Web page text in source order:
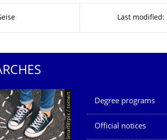
Last modified:
© Smarterpix / tomert Our Services
Degree programs
Official notices